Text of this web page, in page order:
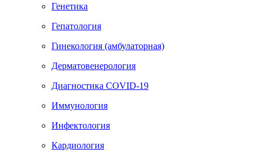
Генетика
Гепатология
Гинекология (амбулаторная)
Дерматовенерология
Диагностика COVID-19
Иммунология
Инфектология
Кардиология